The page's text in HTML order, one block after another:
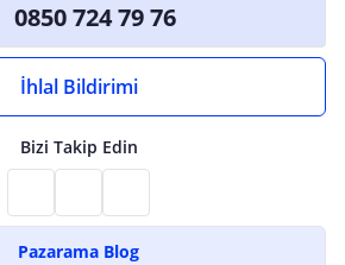
0850 724 79 76
İhlal Bildirimi
Bizi Takip Edin
Pazarama Blog